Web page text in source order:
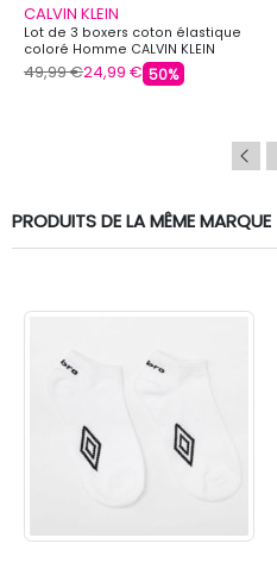
CALVIN KLEIN
Lot de 3 boxers coton élastique
coloré Homme CALVIN KLEIN
49,99 €24,99 € 50%
PRODUITS DE LA MÊME MARQUE